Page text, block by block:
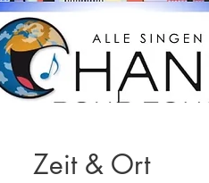
Zeit & Ort